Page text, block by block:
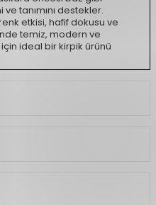
tanımını destekler.
etkisi, hafif dokusu ve
temiz, modern ve
ideal bir kirpik ürünü